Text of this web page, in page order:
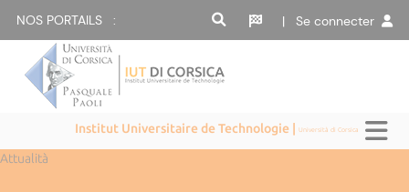
NOS PORTAILS : | Se connecter
Institut Universitaire de Technologie |Università di Corsica
Attualità